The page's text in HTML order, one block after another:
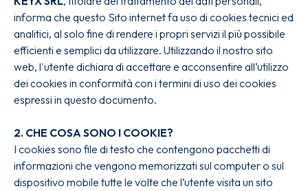
informa che questo Sito internet fa uso di cookies tecnici ed
analitici, al solo fine di rendere i propri servizi il più possibile
efficienti e semplici da utilizzare. Utilizzando il nostro sito
web, l'utente dichiara di accettare e acconsentire all’utilizzo
dei cookies in conformità con i termini di uso dei cookies
espressi in questo documento.
2. CHE COSA SONO I COOKIE?
I cookies sono file di testo che contengono pacchetti di
informazioni che vengono memorizzati sul computer o sul
dispositivo mobile tutte le volte che l’utente visita un sito